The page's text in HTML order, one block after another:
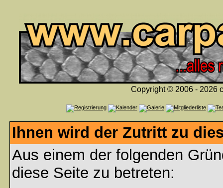
Copyright © 2006 - 2026
Ihnen wird der Zutritt zu
Aus einem der folgenden
diese Seite zu betreten: